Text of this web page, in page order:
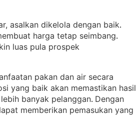
asalkan dikelola dengan baik
harga tetap seimbang
luas pula prospek
pakan dan air secara
yang baik akan memastikan hasil
banyak pelanggan. Dengan
memberikan pemasukan yang